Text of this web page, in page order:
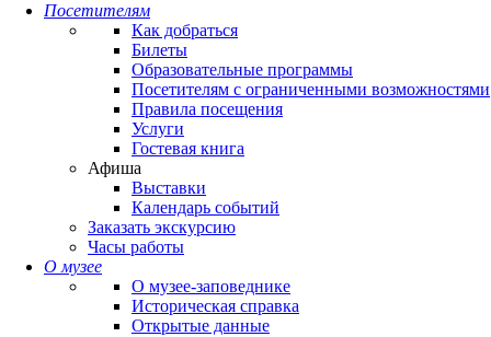
Посетителям
Как добраться
Билеты
Образовательные программы
Посетителям с ограниченными возможностями
Правила посещения
Услуги
Гостевая книга
Афиша
Выставки
Календарь событий
Заказать экскурсию
Часы работы
О музее
О музее-заповеднике
Историческая справка
Открытые данные